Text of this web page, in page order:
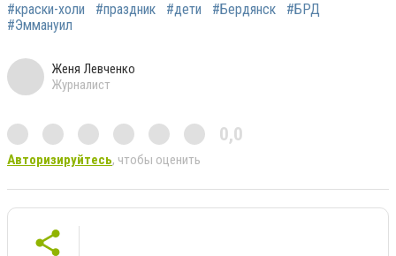
#краски-холи #праздник #дети #Бердянск
#БРД
#Эммануил
Женя Левченко
Журналист
0,0
Авторизируйтесь, чтобы оценить